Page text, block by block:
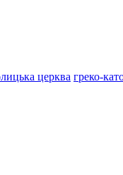
церква греко-